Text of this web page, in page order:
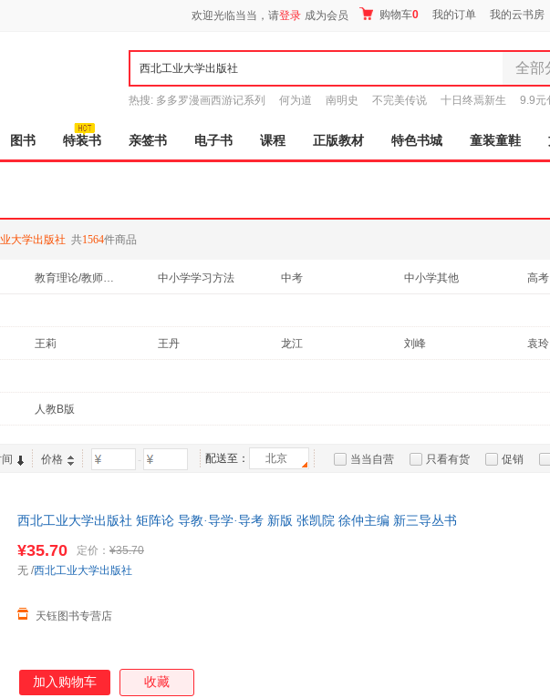
欢迎光临当当，请登录 成为会员 购物车0 我的订单 我的云书房
全部
全部
图书
电子书
玩具
家居日
运动
热搜: 多多罗漫画西游记系列 何为道 南明史 不完美传说 十日终焉新生 9.9元
图书 特装书 亲签书 电子书 课程 正版教材 特色书城 童装童鞋
大学出版社 共1564件商品
教育理论/教师用书 中小学学习方法 中考 中小学其他 高考
王莉 王丹 龙江 刘峰 袁玲
侠名 王毅
李艳霞 韩冰
人教B版
价格 - 配送至： 北京 当当自营 只看有货 促销
西北工业大学出版社 矩阵论 导教·导学·导考 新版 张凯院 徐仲主编 新三导丛书
¥35.70 定价： ¥35.70
天钰图书专营店
无 /西北工业大学出版社
加入购物车 收藏